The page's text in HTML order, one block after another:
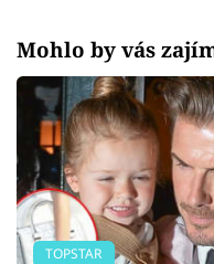
Mohlo by vás
TOPSTAR